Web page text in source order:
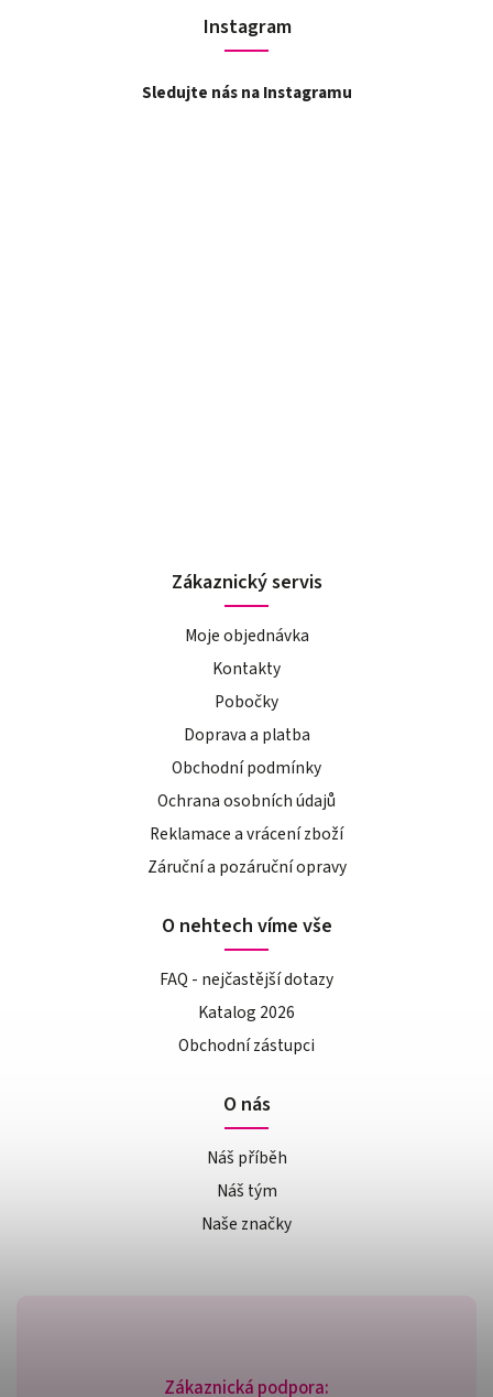
Zákaznická podpora:
Instagram
Sledujte nás na Instagramu
Zákaznický servis
Moje objednávka
Kontakty
Pobočky
Doprava a platba
Obchodní podmínky
Ochrana osobních údajů
Reklamace a vrácení zboží
Záruční a pozáruční opravy
O nehtech víme vše
FAQ - nejčastější dotazy
Katalog 2026
Obchodní zástupci
O nás
Náš příběh
Náš tým
Naše značky